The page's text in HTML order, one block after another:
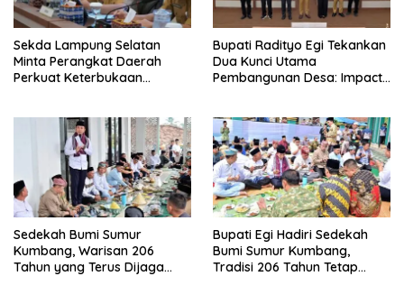
Sekda Lampung Selatan
Minta Perangkat Daerah
Perkuat Keterbukaan
Bupati Radityo Egi Tekankan
Dua Kunci Utama
Pembangunan Desa: Impact
Sedekah Bumi Sumur
Kumbang, Warisan 206
Tahun yang Terus Dijaga
Bupati Egi Hadiri Sedekah
Bumi Sumur Kumbang,
Tradisi 206 Tahun Tetap